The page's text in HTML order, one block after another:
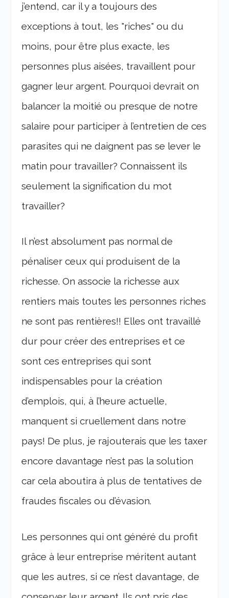
j’entend, car il y a toujours des
exceptions à tout, les "riches" ou du
moins, pour être plus exacte, les
personnes plus aisées, travaillent pour
gagner leur argent. Pourquoi devrait on
balancer la moitié ou presque de notre
salaire pour participer à l’entretien de ces
parasites qui ne daignent pas se lever le
matin pour travailler? Connaissent ils
seulement la signification du mot
travailler?
Il n’est absolument pas normal de
pénaliser ceux qui produisent de la
richesse. On associe la richesse aux
rentiers mais toutes les personnes riches
ne sont pas rentières!! Elles ont travaillé
dur pour créer des entreprises et ce
sont ces entreprises qui sont
indispensables pour la création
d’emplois, qui, à l’heure actuelle,
manquent si cruellement dans notre
pays! De plus, je rajouterais que les taxer
encore davantage n’est pas la solution
car cela aboutira à plus de tentatives de
fraudes fiscales ou d’évasion.
Les personnes qui ont généré du profit
grâce à leur entreprise méritent autant
que les autres, si ce n’est davantage, de